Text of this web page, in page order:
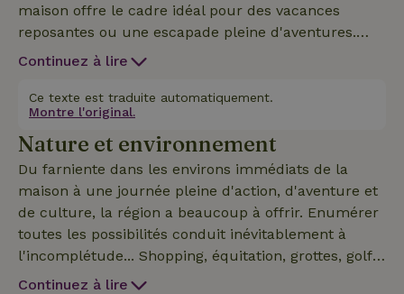
maison offre le cadre idéal pour des vacances
reposantes ou une escapade pleine d'aventures.
Découvre le charme de la région au cours d'une
d'une exploration de châteaux historiques. Pour les
aventuriers, il existe d'innombrables possibilités
telles que le kayak, le VTT ; l'escalade, ... Après une
journée pleine d'activités, tu pourras te détendre
dans notre cottage.Qu'est-ce que tu attends.....
Continuez à lire
Ce texte est traduite automatiquement.
Montre l'original.
Nature et environnement
Du farniente dans les environs immédiats de la
maison à une journée pleine d'action, d'aventure et
de culture, la région a beaucoup à offrir. Enumérer
toutes les possibilités conduit inévitablement à
l'incomplétude... Shopping, équitation, grottes, golf,
natation, casino, parcours Francorchamps,
Continuez à lire